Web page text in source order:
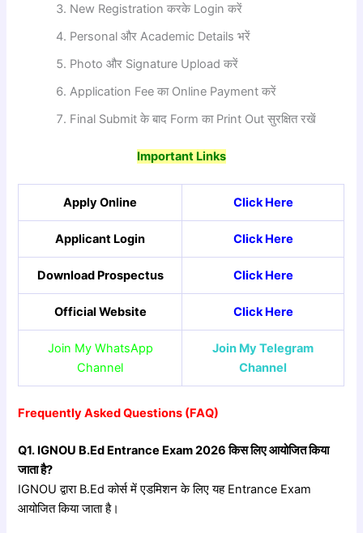
New Registration करके Login करें
Personal और Academic Details भरें
Photo और Signature Upload करें
Application Fee का Online Payment करें
Final Submit के बाद Form का Print Out सुरक्षित रखें
Important Links
Apply Online Click Here
Applicant Login Click Here
Download Prospectus Click Here
Official Website Click Here
Join My WhatsApp
Channel
Join My Telegram
Channel
Frequently Asked Questions (FAQ)
Q1. IGNOU B.Ed Entrance Exam 2026किसलिएआयोजितकिया
जाताहै?
IGNOU द्वारा B.Ed कोर्स में एडमिशन के लिए यह Entrance Exam
आयोजित किया जाता है।